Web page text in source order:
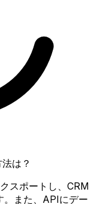
は？
スポートし、CRM
。また、APIにデー